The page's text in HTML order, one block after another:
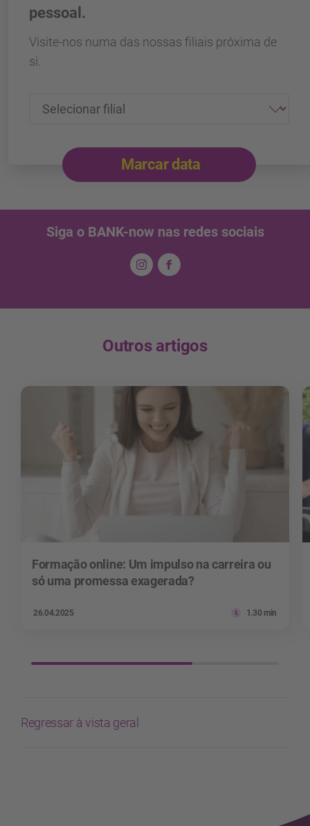
pessoal.
Visite-nos numa das nossas filiais próxima de
si.
Marcar data
Siga o BANK-now nas redes sociais
Outros artigos
Formação online: Um impulso na carreira ou
só uma promessa exagerada?
26.04.2025 1.30 min
Regressar à vista geral